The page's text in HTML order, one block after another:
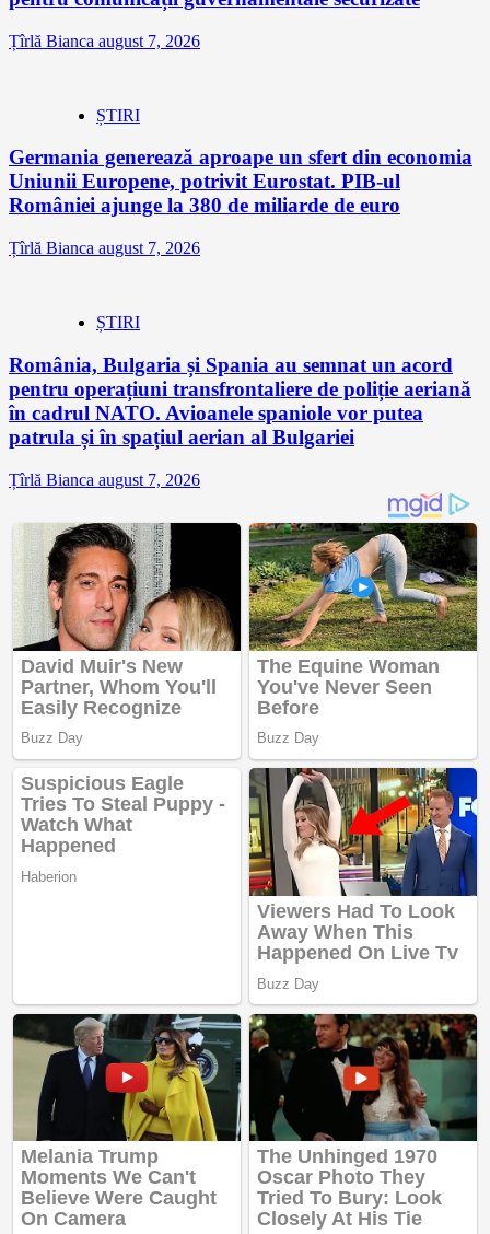
Țîrlă Bianca august 7, 2026
ȘTIRI
Germania generează aproape un sfert din economia
Uniunii Europene, potrivit Eurostat. PIB-ul
României ajunge la 380 de miliarde de euro
Țîrlă Bianca august 7, 2026
ȘTIRI
România, Bulgaria și Spania au semnat un acord
pentru operațiuni transfrontaliere de poliție aeriană
în cadrul NATO. Avioanele spaniole vor putea
patrula și în spațiul aerian al Bulgariei
Țîrlă Bianca august 7, 2026